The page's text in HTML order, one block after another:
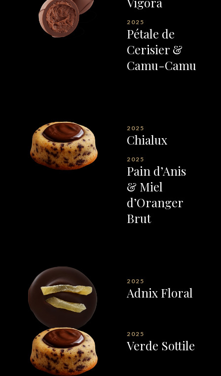
2025
Pétale de
Cerisier &
Camu-Camu
2025
Chialux
2025
Pain d’Anis
& Miel
d’Oranger
Brut
2025
Adnix Floral
2025
Verde Sottile